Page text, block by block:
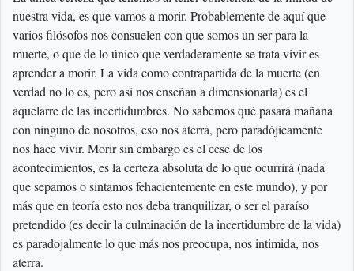
nuestra vida, es que vamos a morir. Probablemente de aquí que
varios filósofos nos consuelen con que somos un ser para la
muerte, o que de lo único que verdaderamente se trata vivir es
aprender a morir. La vida como contrapartida de la muerte (en
verdad no lo es, pero así nos enseñan a dimensionarla) es el
aquelarre de las incertidumbres. No sabemos qué pasará mañana
con ninguno de nosotros, eso nos aterra, pero paradójicamente
nos hace vivir. Morir sin embargo es el cese de los
acontecimientos, es la certeza absoluta de lo que ocurrirá (nada
que sepamos o sintamos fehacientemente en este mundo), y por
más que en teoría esto nos deba tranquilizar, o ser el paraíso
pretendido (es decir la culminación de la incertidumbre de la vida)
es paradojalmente lo que más nos preocupa, nos intimida, nos
aterra.